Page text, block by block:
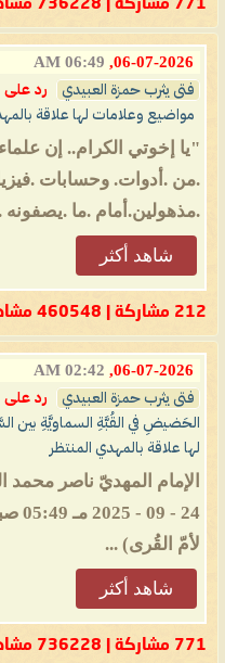
771 مشاركة | 736228 مشاهدة
06-07-2026,
06:49 AM
فتى يثرب حمزة العبيدي رد على
مواضيع وعلامات لها علاقة
"يا إخوتي الكرام.. إن
.من .أدوات. وحسابات
.مذهولين.أمام .ما .يصفونه
شاهد أكثر
212 مشاركة | 460548 مشاهدة
06-07-2026,
02:42 AM
فتى يثرب حمزة العبيدي رد على
الحَضيضِ في القُبَّةِ السماويَّةِ بين
لها علاقة بالمهدي المنتظر
24
لأمّ القُرى) ...
شاهد أكثر
771 مشاركة | 736228 مشاهدة